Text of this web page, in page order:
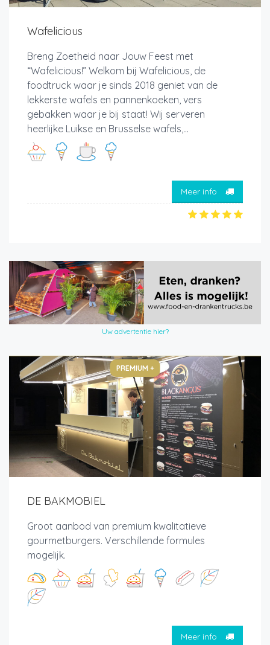
Wafelicious
Breng Zoetheid naar Jouw Feest met
“Wafelicious!” Welkom bij Wafelicious, de
foodtruck waar je sinds 2018 geniet van de
lekkerste wafels en pannenkoeken, vers
gebakken waar je bij staat! Wij serveren
heerlijke Luikse en Brusselse wafels,...
Meer info
Uw advertentie hier?
PREMIUM +
DE BAKMOBIEL
Groot aanbod van premium kwalitatieve
gourmetburgers. Verschillende formules
mogelijk.
Meer info